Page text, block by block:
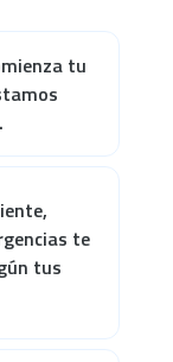
tu
te
tus